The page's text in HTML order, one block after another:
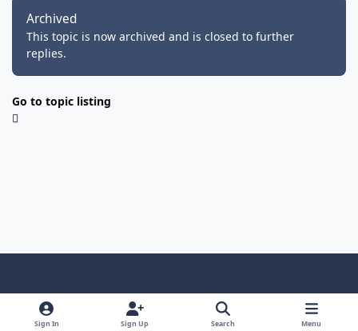
Archived
This topic is now archived and is closed to further
replies.
Go to topic listing
Light ModeDark ModeSystem Preference
a
n
d
i
Sign In Sign Up Search Menu